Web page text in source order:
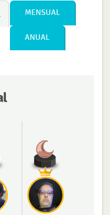
MENSUAL
ANUAL